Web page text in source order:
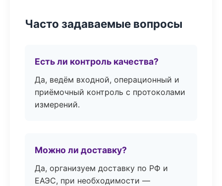
Часто задаваемые вопросы
Есть ли контроль качества?
Да, ведём входной, операционный и
приёмочный контроль с протоколами
измерений.
Можно ли доставку?
Да, организуем доставку по РФ и
ЕАЭС, при необходимости —